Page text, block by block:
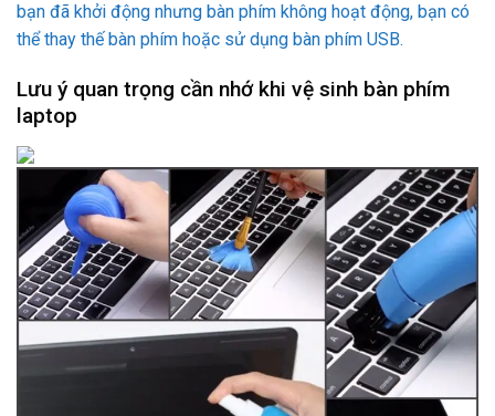
bạn đã khởi động nhưng bàn phím không hoạt động, bạn có
thể thay thế bàn phím hoặc sử dụng bàn phím USB.
Lưu ý quan trọng cần nhớ khi vệ sinh bàn phím
laptop